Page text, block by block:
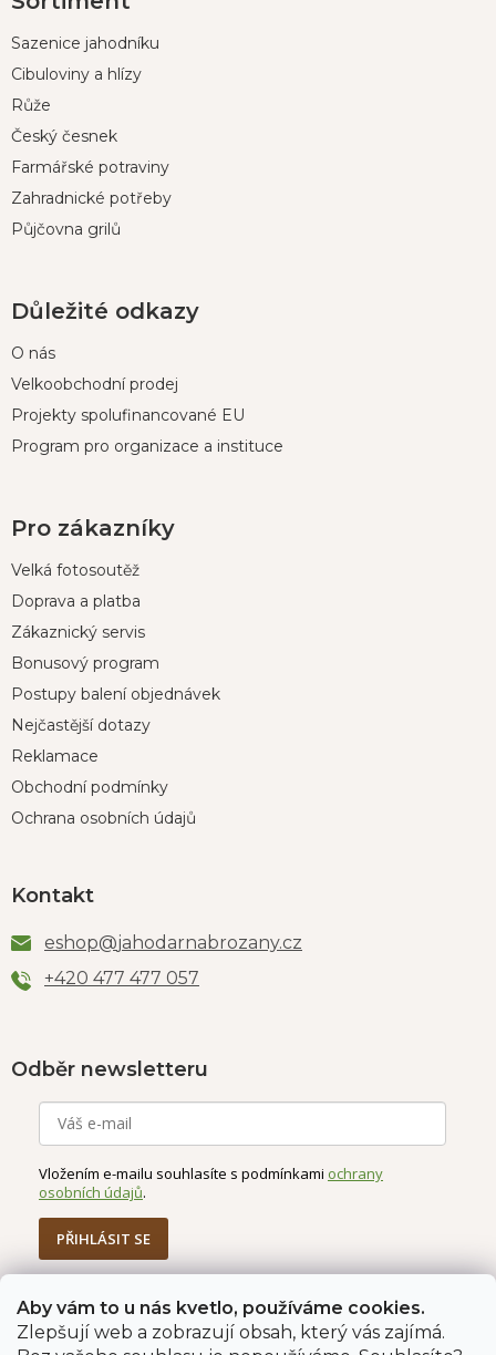
Aby vám to u nás kvetlo, používáme cookies.
Zlepšují web a zobrazují obsah, který vás zajímá.
aSazenice jahodníku
Cibuloviny a hlízy
Růže
Český česnek
Farmářské potraviny
Zahradnické potřeby
Půjčovna grilů
Důležité odkazy
O nás
Velkoobchodní prodej
Projekty spolufinancované EU
Program pro organizace a instituce
Pro zákazníky
Velká fotosoutěž
Doprava a platba
Zákaznický servis
Bonusový program
Postupy balení objednávek
Nejčastější dotazy
Reklamace
Obchodní podmínky
Ochrana osobních údajů
Kontakt
eshop@jahodarnabrozany.cz
+420 477 477 057
Odběr newsletteru
Vložením e-mailu souhlasíte s podmínkami ochrany
osobních údajů.
PŘIHLÁSIT SE
Jahodárna Brozany Obchodní podmínky